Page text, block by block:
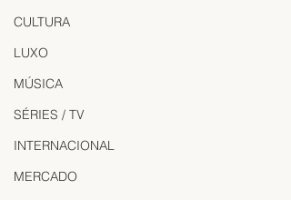
CULTURA
LUXO
MÚSICA
SÉRIES / TV
INTERNACIONAL
MERCADO